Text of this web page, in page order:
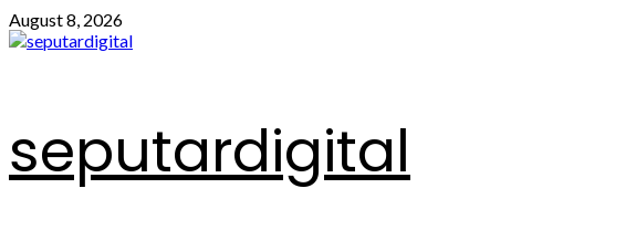
Skip
to
August 8, 2026
seputardigital